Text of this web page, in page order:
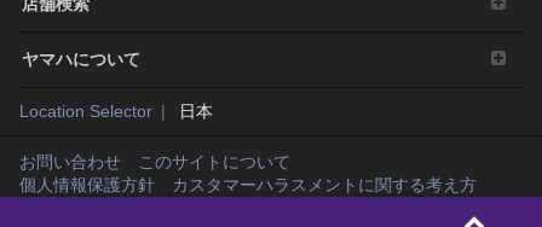
ヤマハについて
Location Selector 日本
お問い合わせ
このサイトについて
個人情報保護方針
カスタマーハラスメントに関する考え方